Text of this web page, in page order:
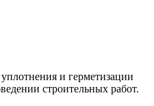
и герметизации
строительных работ.